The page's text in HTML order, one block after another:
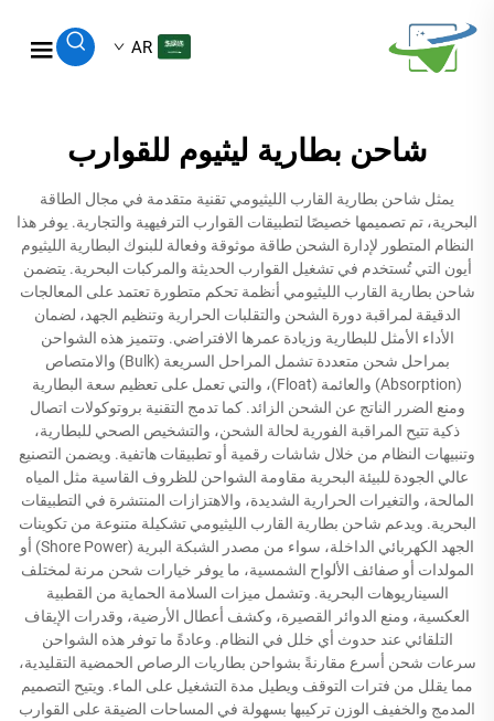
AR
شاحن بطارية ليثيوم للقوارب
يمثل شاحن بطارية القارب الليثيومي تقنية متقدمة في مجال الطاقة
البحرية، تم تصميمها خصيصًا لتطبيقات القوارب الترفيهية والتجارية. يوفر هذا
النظام المتطور لإدارة الشحن طاقة موثوقة وفعالة للبنوك البطارية الليثيوم
أيون التي تُستخدم في تشغيل القوارب الحديثة والمركبات البحرية. يتضمن
شاحن بطارية القارب الليثيومي أنظمة تحكم متطورة تعتمد على المعالجات
الدقيقة لمراقبة دورة الشحن والتقلبات الحرارية وتنظيم الجهد، لضمان
الأداء الأمثل للبطارية وزيادة عمرها الافتراضي. وتتميز هذه الشواحن
بمراحل شحن متعددة تشمل المراحل السريعة (Bulk) والامتصاص
(Absorption) والعائمة (Float)، والتي تعمل على تعظيم سعة البطارية
ومنع الضرر الناتج عن الشحن الزائد. كما تدمج التقنية بروتوكولات اتصال
ذكية تتيح المراقبة الفورية لحالة الشحن، والتشخيص الصحي للبطارية،
وتنبيهات النظام من خلال شاشات رقمية أو تطبيقات هاتفية. ويضمن التصنيع
عالي الجودة للبيئة البحرية مقاومة الشواحن للظروف القاسية مثل المياه
المالحة، والتغيرات الحرارية الشديدة، والاهتزازات المنتشرة في التطبيقات
البحرية. ويدعم شاحن بطارية القارب الليثيومي تشكيلة متنوعة من تكوينات
الجهد الكهربائي الداخلة، سواء من مصدر الشبكة البرية (Shore Power) أو
المولدات أو صفائف الألواح الشمسية، ما يوفر خيارات شحن مرنة لمختلف
السيناريوهات البحرية. وتشمل ميزات السلامة الحماية من القطبية
العكسية، ومنع الدوائر القصيرة، وكشف أعطال الأرضية، وقدرات الإيقاف
التلقائي عند حدوث أي خلل في النظام. وعادةً ما توفر هذه الشواحن
سرعات شحن أسرع مقارنةً بشواحن بطاريات الرصاص الحمضية التقليدية،
مما يقلل من فترات التوقف ويطيل مدة التشغيل على الماء. ويتيح التصميم
المدمج والخفيف الوزن تركيبها بسهولة في المساحات الضيقة على القوارب